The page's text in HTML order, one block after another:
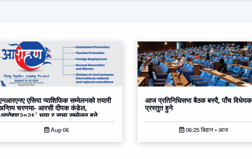
एसिया प्याशिफिक सम्मेलनको तयारी
चरणमा- आरसी दीपक कंडेल,
भव्य र सभ्य सम्मेलन हुने
Aug-06
आज प्रतिनिधिसभा बैठक बस्दै, पाँच विधेयक
प्रस्तुत हुने
06:25 बिहान • आज